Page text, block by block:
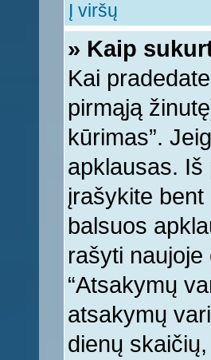
Į viršų
» Kaip
Kai
pirmąją
kūrimas”.
apklausas. Iš
įrašykite
balsuos
rašyti naujoje
“Atsakymų
atsakymų
dienų